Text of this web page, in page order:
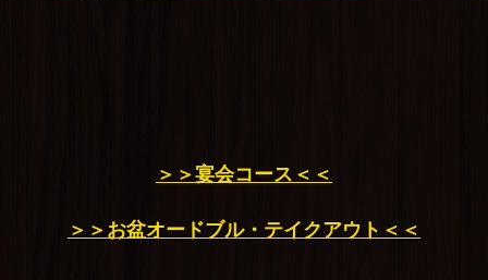
＞＞宴会コース＜＜
＞＞お盆オードブル・テイクアウト＜＜